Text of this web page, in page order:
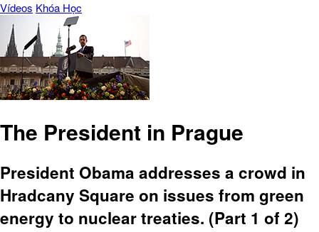
Vídeos Khóa Học
The President in Prague
President Obama addresses a crowd in
Hradcany Square on issues from green
energy to nuclear treaties. (Part 1 of 2)